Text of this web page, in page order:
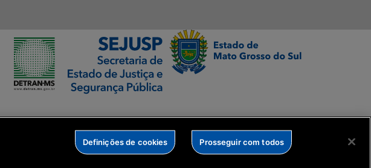
Definições de cookies Prosseguir com todos